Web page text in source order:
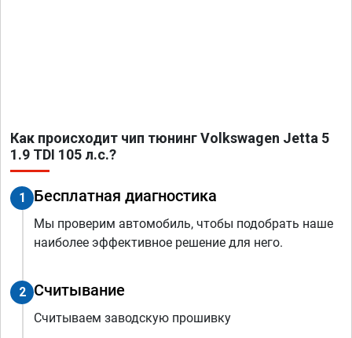
Как происходит чип тюнинг Volkswagen Jetta 5
1.9 TDI 105 л.с.?
1 Бесплатная диагностика
Мы проверим автомобиль, чтобы подобрать наше
наиболее эффективное решение для него.
2 Считывание
Считываем заводскую прошивку